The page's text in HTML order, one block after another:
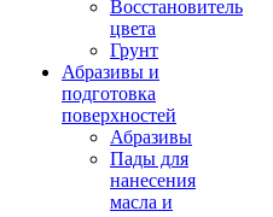
Восстановитель
цвета
Грунт
Абразивы и
подготовка
поверхностей
Абразивы
Пады для
нанесения
масла и